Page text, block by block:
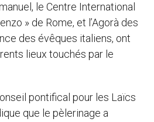
le Centre International
» de Rome, et l’Agorà des
des évêques italiens, ont
lieux touchés par le
pontifical pour les Laïcs
que le pèlerinage a